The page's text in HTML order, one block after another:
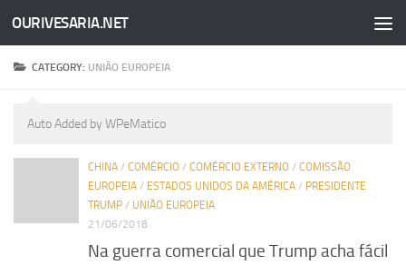
Skip to content
OURIVESARIA.NET
CATEGORY: UNIÃO EUROPEIA
Auto Added by WPeMatico
CHINA / COMÉRCIO / COMÉRCIO EXTERNO / COMISSÃO
EUROPEIA / ESTADOS UNIDOS DA AMÉRICA / PRESIDENTE
TRUMP / UNIÃO EUROPEIA
21/06/2018
Na guerra comercial que Trump acha fácil